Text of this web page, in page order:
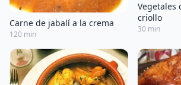
Carne de jabalí a la crema
120 min
Vegetales
criollo
30 min